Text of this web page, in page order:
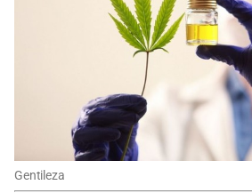
Gentileza